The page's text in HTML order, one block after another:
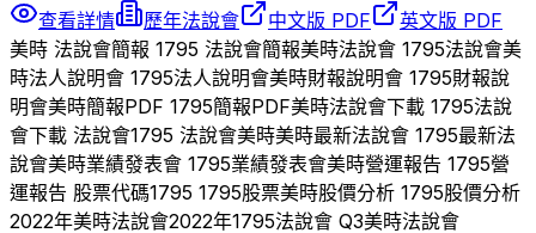
查看詳情
歷年法說會 中文版 PDF
英文版 PDF
美時 法說會簡報 1795 法說會簡報美時法說會 1795法說會美
時法人說明會 1795法人說明會美時財報說明會 1795財報說
明會美時簡報PDF 1795簡報PDF美時法說會下載 1795法說
會下載 法說會1795 法說會美時美時最新法說會 1795最新法
說會美時業績發表會 1795業績發表會美時營運報告 1795營
運報告 股票代碼1795 1795股票美時股價分析 1795股價分析
2022年美時法說會2022年1795法說會 Q3美時法說會